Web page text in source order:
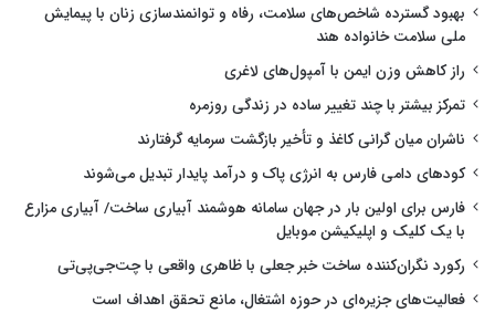
بهبود گسترده شاخص‌های سلامت، رفاه و توانمندسازی زنان با پیمایش
ملی سلامت خانواده هند
راز کاهش وزن ایمن با آمپول‌های لاغری
تمرکز بیشتر با چند تغییر ساده در زندگی روزمره
ناشران میان گرانی کاغذ و تأخیر بازگشت سرمایه گرفتارند
کودهای دامی فارس به انرژی پاک و درآمد پایدار تبدیل می‌شوند
فارس برای اولین بار در جهان سامانه هوشمند آبیاری ساخت/ آبیاری مزارع
با یک کلیک و اپلیکیشن موبایل
رکورد نگران‌کننده ساخت خبر جعلی با ظاهری واقعی با چت‌جی‌پی‌تی
فعالیت‌های جزیره‌ای در حوزه اشتغال، مانع تحقق اهداف است